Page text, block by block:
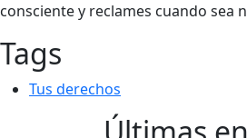
consciente y reclames cuando sea
Tags
Tus derechos